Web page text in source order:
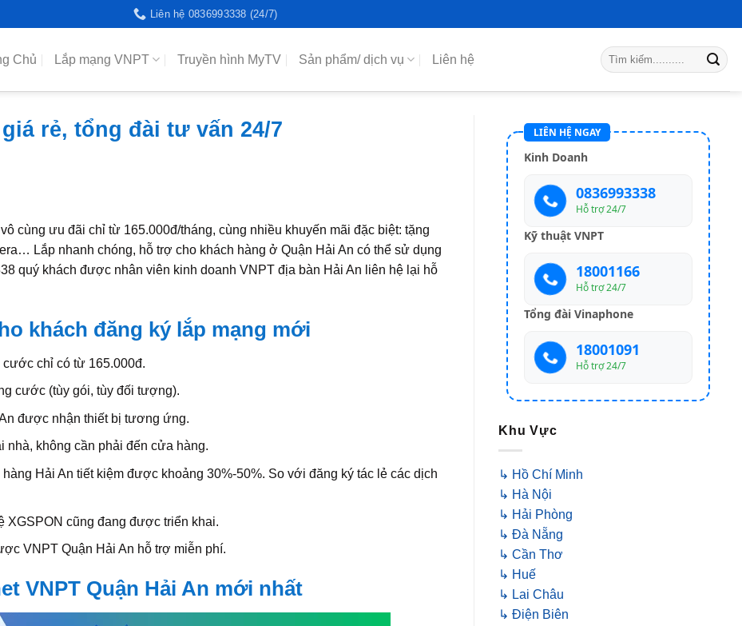
Liên hệ 0836993338 (24/7)
Chủ Lắp mạng VNPT Truyền hình MyTV Sản phẩm/ dịch vụ Liên hệ
rẻ, tổng đài tư vấn 24/7
cùng ưu đãi chỉ từ 165.000đ/tháng, cùng nhiều khuyến mãi đặc biệt: tặng
Lắp nhanh chóng, hỗ trợ cho khách hàng ở Quận Hải An có thể sử dụng
quý khách được nhân viên kinh doanh VNPT địa bàn Hải An liên hệ lại hỗ
khách đăng ký lắp mạng mới
chỉ có từ 165.000đ.
cước (tùy gói, tùy đối tượng).
được nhận thiết bị tương ứng.
nhà, không cần phải đến cửa hàng.
Hải An tiết kiệm được khoảng 30%-50%. So với đăng ký tác lẻ các dịch
XGSPON cũng đang được triển khai.
VNPT Quận Hải An hỗ trợ miễn phí.
VNPT Quận Hải An mới nhất
LIÊN HỆ NGAY
Kinh Doanh
0836993338
Hỗ trợ 24/7
Kỹ thuật VNPT
18001166
Hỗ trợ 24/7
Tổng đài Vinaphone
18001091
Hỗ trợ 24/7
Khu Vực
↳ Hồ Chí Minh
↳ Hà Nội
↳ Hải Phòng
↳ Đà Nẵng
↳ Cần Thơ
↳ Huế
↳ Lai Châu
↳ Điện Biên